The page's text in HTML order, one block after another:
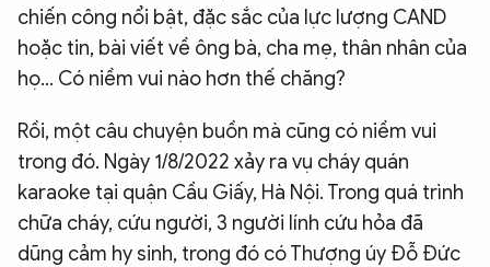
chiến công nổi bật, đặc sắc của lực lượng CAND
hoặc tin, bài viết về ông bà, cha mẹ, thân nhân của
họ... Có niềm vui nào hơn thế chăng?
Rồi, một câu chuyện buồn mà cũng có niềm vui
trong đó. Ngày 1/8/2022 xảy ra vụ cháy quán
karaoke tại quận Cầu Giấy, Hà Nội. Trong quá trình
chữa cháy, cứu người, 3 người lính cứu hỏa đã
dũng cảm hy sinh, trong đó có Thượng úy Đỗ Đức